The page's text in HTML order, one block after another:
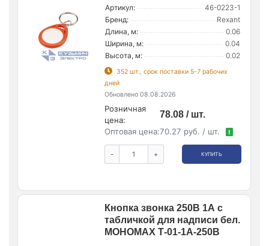
Артикул:
46-0223-1
Бренд:
Rexant
Длина, м:
0.06
Ширина, м:
0.04
Высота, м:
0.02
352 шт., срок поставки 5-7 рабочих
дней
Обновлено 08.08.2026
Розничная
цена:
78.08 / шт.
Оптовая цена:70.27 руб. / шт. !
- + КУПИТЬ
Кнопка звонка 250В 1А с
табличкой для надписи бел.
МОНОМАХ Т-01-1А-250В